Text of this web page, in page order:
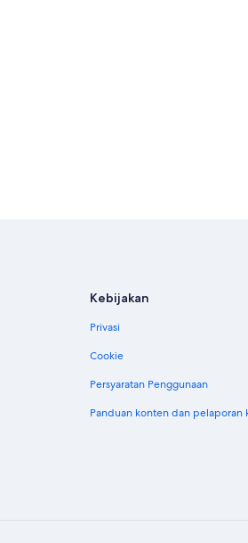
Kebijakan
Privasi
Cookie
Persyaratan Penggunaan
Panduan konten dan pelaporan